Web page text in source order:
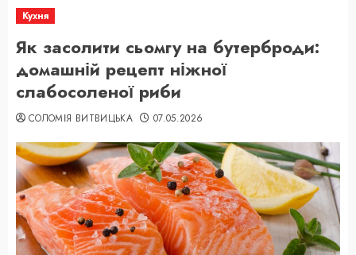
Кухня
Як засолити сьомгу на бутерброди:
домашній рецепт ніжної
слабосоленої риби
СОЛОМІЯ ВИТВИЦЬКА 07.05.2026